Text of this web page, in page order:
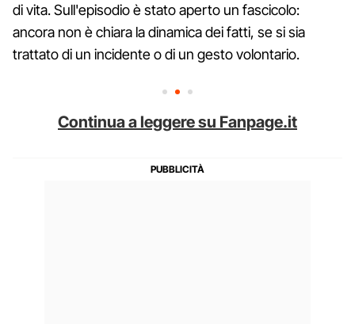
di vita. Sull'episodio è stato aperto un fascicolo:
ancora non è chiara la dinamica dei fatti, se si sia
trattato di un incidente o di un gesto volontario.
Continua a leggere su Fanpage.it